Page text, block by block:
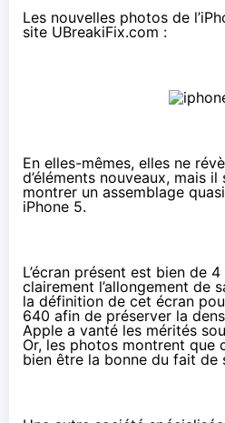
Les nouvelles photos de
site UBreakiFix.com :
En elles-mêmes, elles ne
d’éléments nouveaux, mais il
montrer un assemblage
iPhone 5.
L’écran présent est bien de
clairement l’allongement de
la définition de cet écran
640 afin de préserver la
Apple a vanté les mérités
Or, les photos montrent
bien être la bonne du fait de